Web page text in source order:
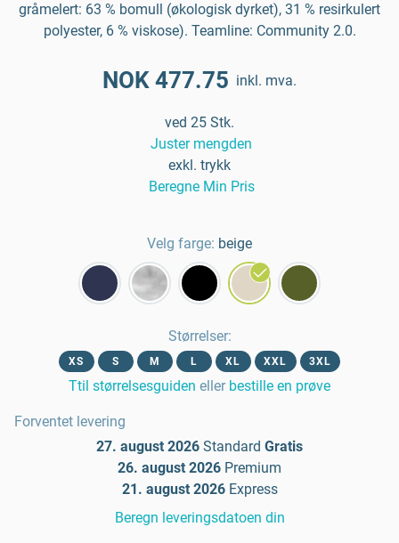
gråmelert: 63 % bomull (økologisk dyrket), 31 % resirkulert
polyester, 6 % viskose). Teamline: Community 2.0.
NOK 477.75 inkl. mva.
ved 25 Stk.
Juster mengden
exkl. trykk
Beregne Min Pris
Velg farge: beige
Størrelser:
XS S M L XL XXL 3XL
Ttil størrelsesguiden eller bestille en prøve
Forventet levering
27. august 2026 Standard Gratis
26. august 2026 Premium
21. august 2026 Express
Beregn leveringsdatoen din